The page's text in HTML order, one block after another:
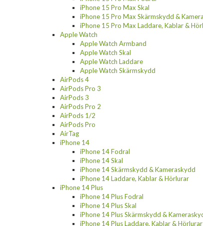
iPhone 15 Pro Max Skal
iPhone 15 Pro Max Skärmskydd &
iPhone 15 Pro Max Laddare, Kablar &
Apple Watch
Apple Watch Armband
Apple Watch Skal
Apple Watch Laddare
Apple Watch Skärmskydd
AirPods 4
AirPods Pro 3
AirPods 3
AirPods Pro 2
AirPods 1/2
AirPods Pro
AirTag
iPhone 14
iPhone 14 Fodral
iPhone 14 Skal
iPhone 14 Skärmskydd & Kameraskydd
iPhone 14 Laddare, Kablar & Hörlurar
iPhone 14 Plus
iPhone 14 Plus Fodral
iPhone 14 Plus Skal
iPhone 14 Plus Skärmskydd &
iPhone 14 Plus Laddare, Kablar & Hörlurar